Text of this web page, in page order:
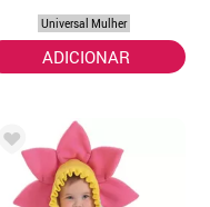
Universal Mulher
ADICIONAR